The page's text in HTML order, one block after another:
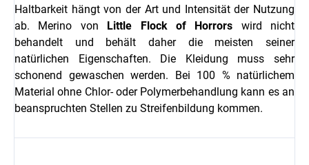
Haltbarkeit hängt von der Art und Intensität der Nutzung
ab. Merino von Little Flock of Horrors
wird nicht
behandelt und behält daher die meisten seiner
natürlichen Eigenschaften. Die Kleidung muss sehr
schonend gewaschen werden. Bei 100 % natürlichem
Material ohne Chlor- oder Polymerbehandlung kann es an
beanspruchten Stellen zu Streifenbildung kommen.